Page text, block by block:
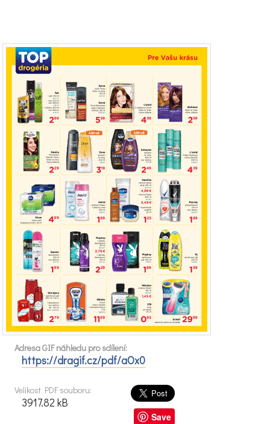
Adresa GIF náhledu pro sdílení:
https://dragif.cz/pdf/aOx0
Save
Velikost PDF souboru:
3917.82 kB